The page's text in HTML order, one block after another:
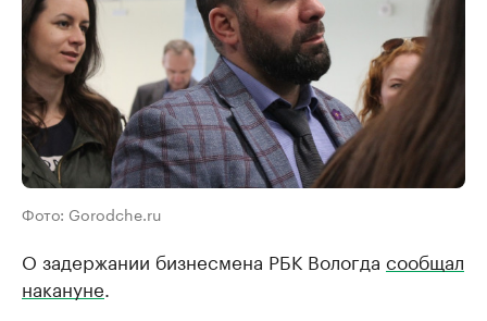
Фото: Gorodche.ru
О задержании бизнесмена РБК Вологда сообщал
накануне